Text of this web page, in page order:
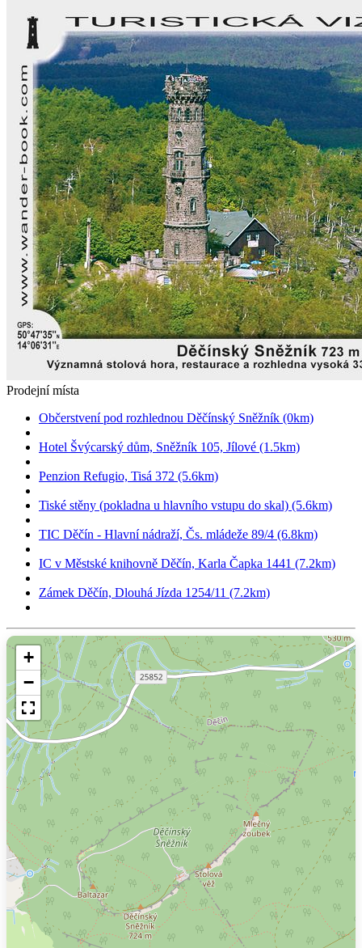
Prodejní místa
Občerstvení pod rozhlednou Děčínský Sněžník (0km)
Hotel Švýcarský dům, Sněžník 105, Jílové (1.5km)
Penzion Refugio, Tisá 372 (5.6km)
Tiské stěny (pokladna u hlavního vstupu do skal) (5.6km)
TIC Děčín - Hlavní nádraží, Čs. mládeže 89/4 (6.8km)
IC v Městské knihovně Děčín, Karla Čapka 1441 (7.2km)
Zámek Děčín, Dlouhá Jízda 1254/11 (7.2km)
+
−